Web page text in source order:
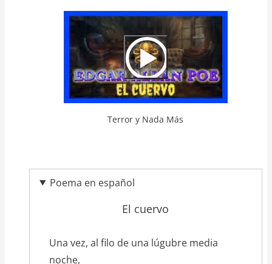
Video
Url
Terror y Nada Más
Poema en español
El cuervo
texto_poema
Una vez, al filo de una lúgubre media
noche,